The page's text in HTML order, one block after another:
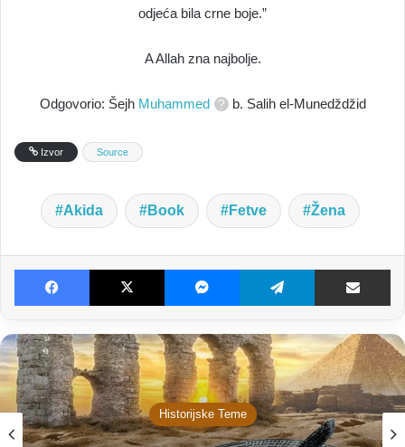
odjeća bila crne boje.”
A Allah zna najbolje.
Odgovorio: Šejh Muhammed b. Salih el-Munedždžid
Izvor Source
Akida Book Fetve Žena
Facebook X Messenger Telegram
Historijske Teme